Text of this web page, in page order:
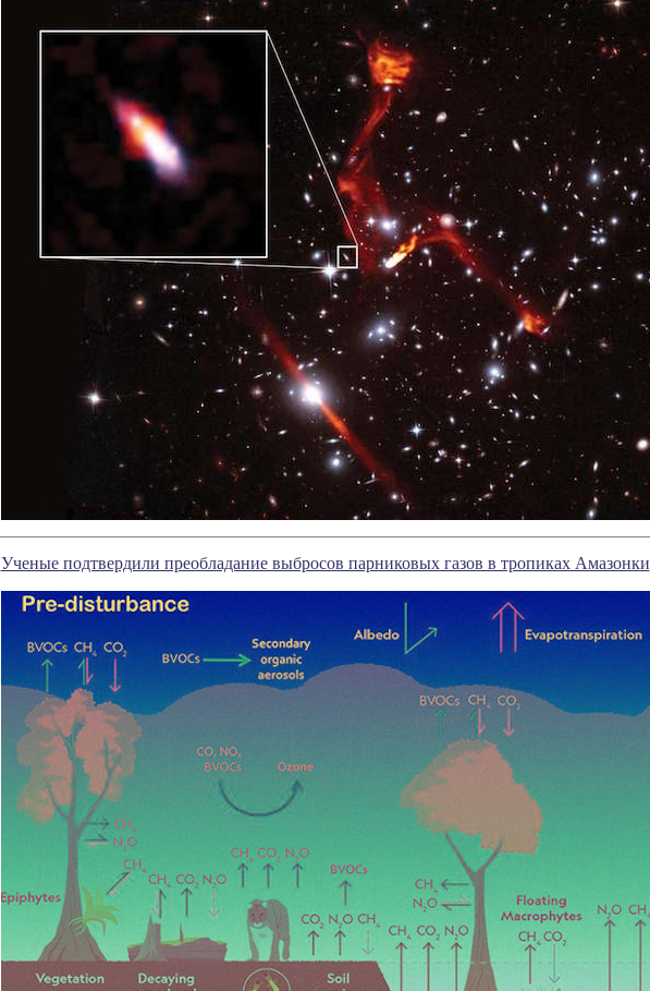
Ученые подтвердили преобладание выбросов парниковых газов в тропиках Амазонки